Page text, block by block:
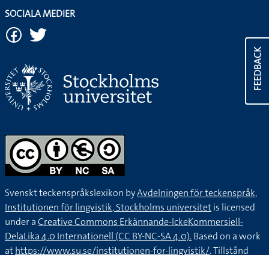
FEEDBACK
SOCIALA MEDIER
Svenskt teckenspråkslexikon byAvdelningen för teckenspråk,
Institutionen för lingvistik, Stockholms universitetis licensed
under aCreative Commons Erkännande-IckeKommersiell-
DelaLika 4.0 Internationell (CC BY-NC-SA 4.0).Based on a work
athttps://www.su.se/institutionen-for-lingvistik/. Tillstånd